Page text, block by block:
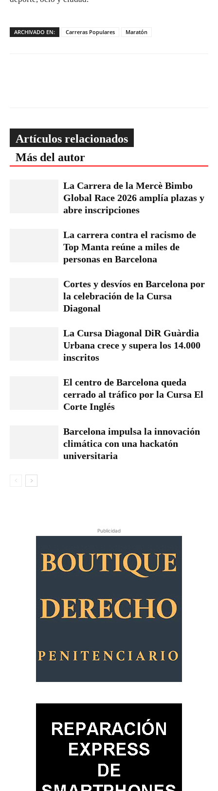
ARCHIVADO EN: Carreras Populares Maratón
Artículos relacionados
Más del autor
La Carrera de la Mercè Bimbo
Global Race 2026 amplía plazas y
abre inscripciones
La carrera contra el racismo de
Top Manta reúne a miles de
personas en Barcelona
Cortes y desvíos en Barcelona por
la celebración de la Cursa
Diagonal
La Cursa Diagonal DiR Guàrdia
Urbana crece y supera los 14.000
inscritos
El centro de Barcelona queda
cerrado al tráfico por la Cursa El
Corte Inglés
Barcelona impulsa la innovación
climática con una hackatón
universitaria
Publicidad